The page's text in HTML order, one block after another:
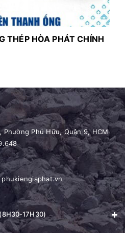
THÉP HÒA PHÁT CHÍNH
Phường Phú Hữu, Quận 9, HCM
17H30)